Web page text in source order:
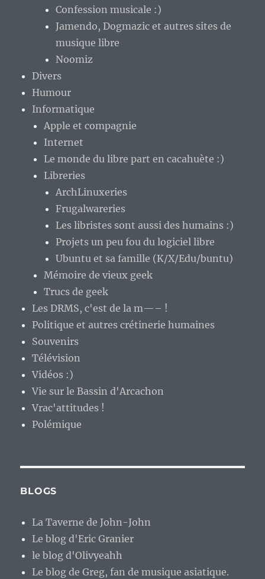
Confession musicale :)
Jamendo, Dogmazic et autres sites de
musique libre
Noomiz
Divers
Humour
Informatique
Apple et compagnie
Internet
Le monde du libre part en cacahuète :)
Libreries
ArchLinuxeries
Frugalwareries
Les libristes sont aussi des humains :)
Projets un peu fou du logiciel libre
Ubuntu et sa famille (K/X/Edu/buntu)
Mémoire de vieux geek
Trucs de geek
Les DRMS, c'est de la m—– !
Politique et autres crétinerie humaines
Souvenirs
Télévision
Vidéos :)
Vie sur le Bassin d'Arcachon
Vrac'attitudes !
Polémique
BLOGS
La Taverne de John-John
Le blog d'Eric Granier
le blog d'Olivyeahh
Le blog de Greg, fan de musique asiatique.